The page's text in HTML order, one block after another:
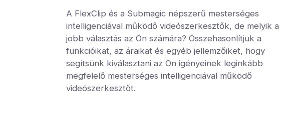
A FlexClip és a Submagic népszerű mesterséges
intelligenciával működő videószerkesztők, de melyik a
jobb választás az Ön számára? Összehasonlítjuk a
funkcióikat, az áraikat és egyéb jellemzőiket, hogy
segítsünk kiválasztani az Ön igényeinek leginkább
megfelelő mesterséges intelligenciával működő
videószerkesztőt.